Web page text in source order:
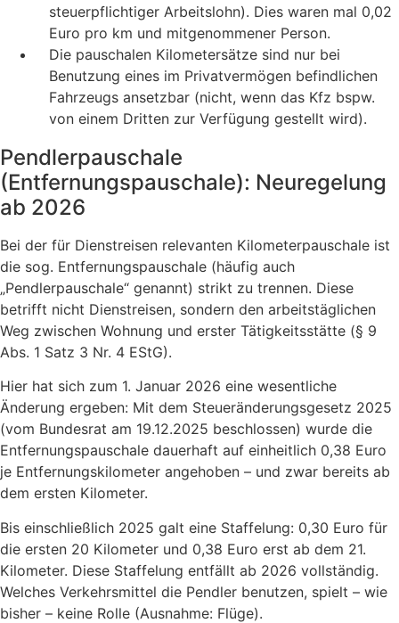
steuerpflichtiger Arbeitslohn). Dies waren mal 0,02
Euro pro km und mitgenommener Person.
Die pauschalen Kilometersätze sind nur bei
Benutzung eines im Privatvermögen befindlichen
Fahrzeugs ansetzbar (nicht, wenn das Kfz bspw.
von einem Dritten zur Verfügung gestellt wird).
Pendlerpauschale
(Entfernungspauschale): Neuregelung
ab 2026
Bei der für Dienstreisen relevanten Kilometerpauschale ist
die sog. Entfernungspauschale (häufig auch
„Pendlerpauschale“ genannt) strikt zu trennen. Diese
betrifft nicht Dienstreisen, sondern den arbeitstäglichen
Weg zwischen Wohnung und erster Tätigkeitsstätte (§ 9
Abs. 1 Satz 3 Nr. 4 EStG).
Hier hat sich zum 1. Januar 2026 eine wesentliche
Änderung ergeben: Mit dem Steueränderungsgesetz 2025
(vom Bundesrat am 19.12.2025 beschlossen) wurde die
Entfernungspauschale dauerhaft auf einheitlich 0,38 Euro
je Entfernungskilometer angehoben – und zwar bereits ab
dem ersten Kilometer.
Bis einschließlich 2025 galt eine Staffelung: 0,30 Euro für
die ersten 20 Kilometer und 0,38 Euro erst ab dem 21.
Kilometer. Diese Staffelung entfällt ab 2026 vollständig.
Welches Verkehrsmittel die Pendler benutzen, spielt – wie
bisher – keine Rolle (Ausnahme: Flüge).